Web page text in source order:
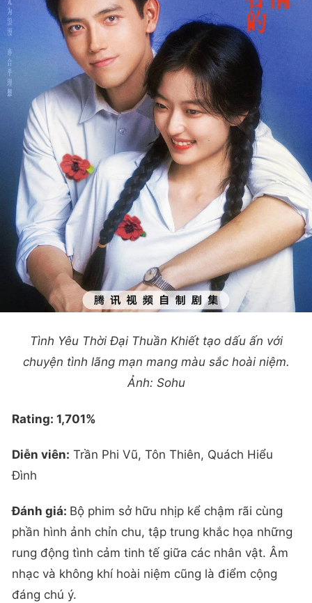
Tình Yêu Thời Đại Thuần Khiết tạo dấu ấn với
chuyện tình lãng mạn mang màu sắc hoài niệm.
Ảnh: Sohu
Rating: 1,701%
Diễn viên: Trần Phi Vũ, Tôn Thiên, Quách Hiểu
Đình
Đánh giá: Bộ phim sở hữu nhịp kể chậm rãi cùng
phần hình ảnh chỉn chu, tập trung khắc họa những
rung động tình cảm tinh tế giữa các nhân vật. Âm
nhạc và không khí hoài niệm cũng là điểm cộng
đáng chú ý.